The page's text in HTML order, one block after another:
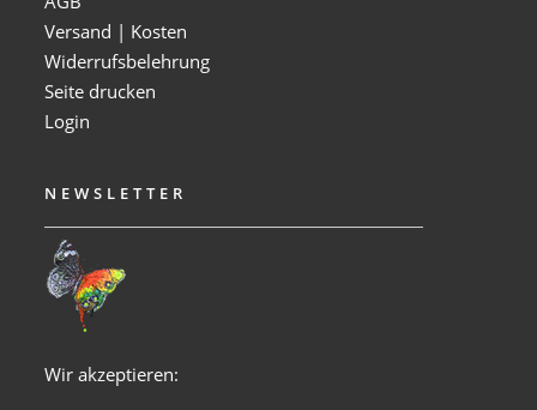
Versand | Kosten
Widerrufsbelehrung
Seite drucken
Login
NEWSLETTER
Wir akzeptieren: